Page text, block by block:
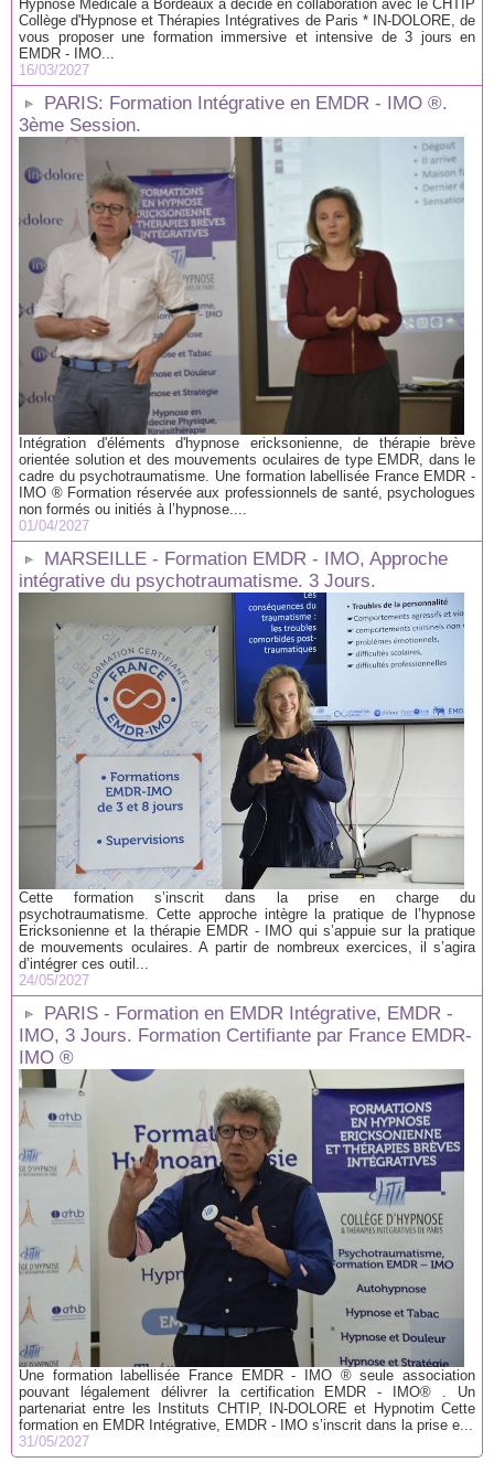
Hypnose Médicale à Bordeaux a décidé en collaboration avec le CHTIP
Collège d'Hypnose et Thérapies Intégratives de Paris * IN-DOLORE, de
vous proposer une formation immersive et intensive de 3 jours en
EMDR - IMO...
16/03/2027
PARIS: Formation Intégrative en EMDR - IMO ®.
3ème Session.
Intégration d'éléments d'hypnose ericksonienne, de thérapie brève
orientée solution et des mouvements oculaires de type EMDR, dans le
cadre du psychotraumatisme. Une formation labellisée France EMDR -
IMO ® Formation réservée aux professionnels de santé, psychologues
non formés ou initiés à l’hypnose....
01/04/2027
MARSEILLE - Formation EMDR - IMO, Approche
intégrative du psychotraumatisme. 3 Jours.
Cette formation s’inscrit dans la prise en charge du
psychotraumatisme. Cette approche intègre la pratique de l’hypnose
Ericksonienne et la thérapie EMDR - IMO qui s’appuie sur la pratique
de mouvements oculaires. A partir de nombreux exercices, il s’agira
d’intégrer ces outil...
24/05/2027
PARIS - Formation en EMDR Intégrative, EMDR -
IMO, 3 Jours. Formation Certifiante par France EMDR-
IMO ®
Une formation labellisée France EMDR - IMO ® seule association
pouvant légalement délivrer la certification EMDR - IMO® . Un
partenariat entre les Instituts CHTIP, IN-DOLORE et Hypnotim Cette
formation en EMDR Intégrative, EMDR - IMO s’inscrit dans la prise e...
31/05/2027